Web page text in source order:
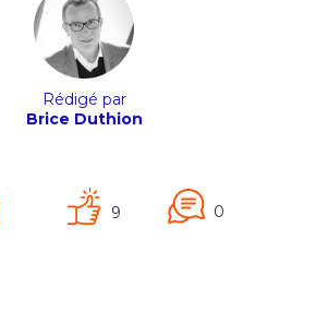
Rédigé par
Brice Duthion
9 0